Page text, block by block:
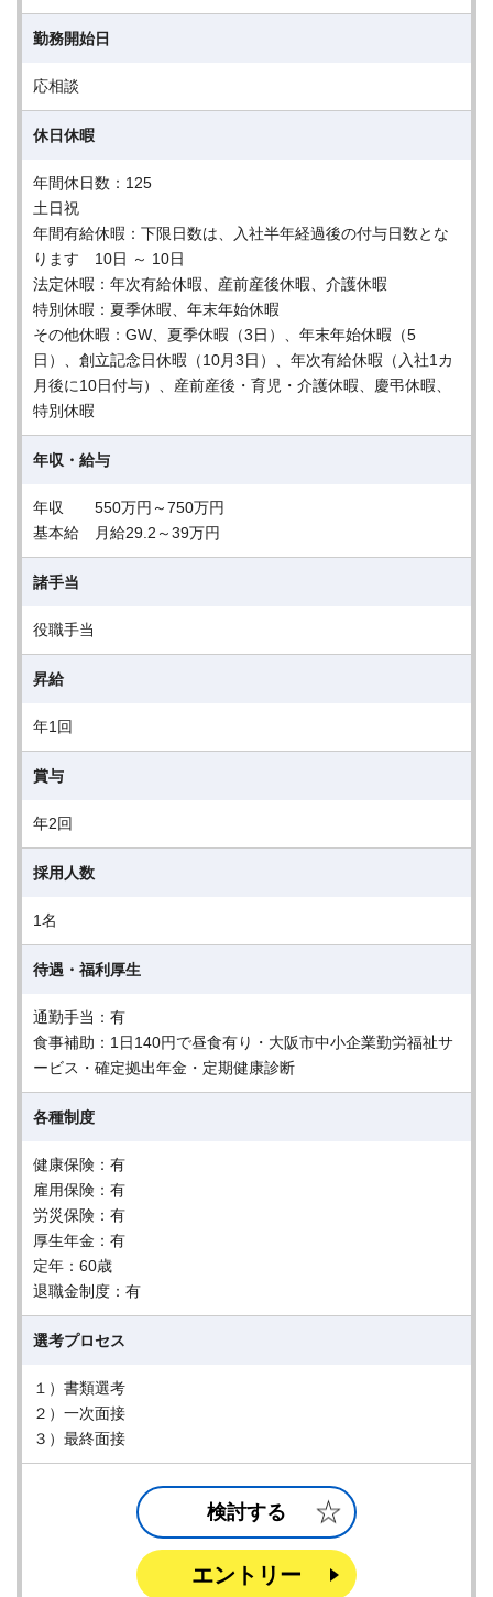
勤務開始日
応相談
休日休暇
年間休日数：125
土日祝
年間有給休暇：下限日数は、入社半年経過後の付与日数とな
ります 10日 ～ 10日
法定休暇：年次有給休暇、産前産後休暇、介護休暇
特別休暇：夏季休暇、年末年始休暇
その他休暇：GW、夏季休暇（3日）、年末年始休暇（5
日）、創立記念日休暇（10月3日）、年次有給休暇（入社1カ
月後に10日付与）、産前産後・育児・介護休暇、慶弔休暇、
特別休暇
年収・給与
年収 550万円～750万円
基本給 月給29.2～39万円
諸手当
役職手当
昇給
年1回
賞与
年2回
採用人数
1名
待遇・福利厚生
通勤手当：有
食事補助：1日140円で昼食有り・大阪市中小企業勤労福祉サ
ービス・確定拠出年金・定期健康診断
各種制度
健康保険：有
雇用保険：有
労災保険：有
厚生年金：有
定年：60歳
退職金制度：有
選考プロセス
１）書類選考
２）一次面接
３）最終面接
検討する
エントリー